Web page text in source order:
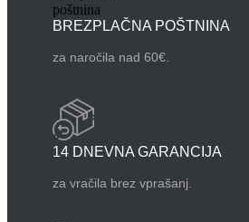
BREZPLAČNA POŠTNINA
za naročila nad 60€.
14 DNEVNA GARANCIJA
za vračila brez vprašanj.